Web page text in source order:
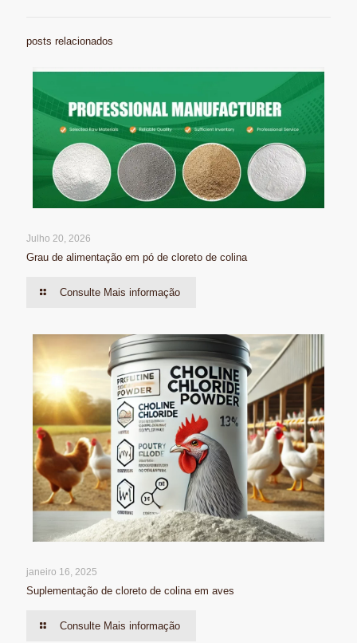
posts relacionados
Julho 20, 2026
Grau de alimentação em pó de cloreto de colina
Consulte Mais informação
janeiro 16, 2025
Suplementação de cloreto de colina em aves
Consulte Mais informação